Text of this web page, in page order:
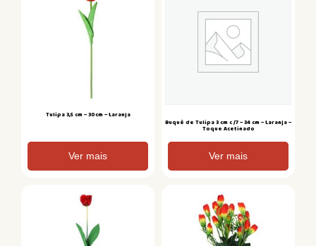
Tulipa 3,5 cm – 30cm – Laranja
Ver mais
Buquê de Tulipa 3 cm c /7 – 34 cm – Laranja –
Toque Acetinado
Ver mais